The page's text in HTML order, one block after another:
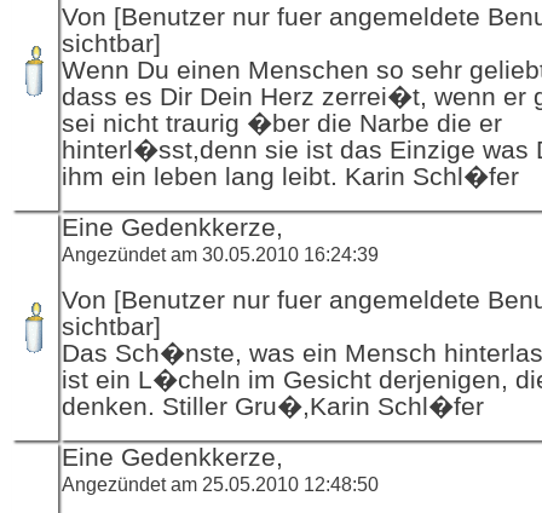
Von [Benutzer nur fuer angemeldete
sichtbar]
Wenn Du einen Menschen so sehr
dass es Dir Dein Herz zerrei�t, wenn er
sei nicht traurig �ber die Narbe die er
hinterl�sst,denn sie ist das Einzige was
ihm ein leben lang leibt. Karin Schl�fer
Eine Gedenkkerze,
Angezündet am 30.05.2010 16:24:39
Von [Benutzer nur fuer angemeldete
sichtbar]
Das Sch�nste, was ein Mensch
ist ein L�cheln im Gesicht derjenigen,
denken. Stiller Gru�,Karin Schl�fer
Eine Gedenkkerze,
Angezündet am 25.05.2010 12:48:50